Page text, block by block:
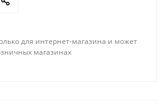
для интернет-магазина и может
магазинах